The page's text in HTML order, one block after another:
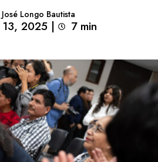
Longo Bautista
2025 | 7 min